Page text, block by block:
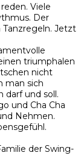
Viele
Der
Jetzt
triumphalen
nicht
man sich
darf und soll.
und Cha Cha
Nehmen.
der Swing-